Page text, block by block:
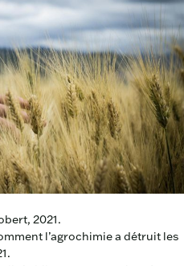
2021.
l’agrochimie a détruit les